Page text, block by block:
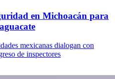
en Michoacán para
mexicanas dialogan con
de inspectores